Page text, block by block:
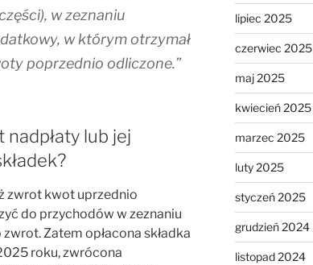
w zeznaniu
w którym otrzymał
poprzednio odliczone.”
lub jej
zwrot kwot uprzednio
do przychodów w zeznaniu
Zatem opłacona składka
roku, zwrócona
lipiec 2025
czerwiec 2025
maj 2025
kwiecień 2025
marzec 2025
luty 2025
styczeń 2025
grudzień 2024
listopad 2024